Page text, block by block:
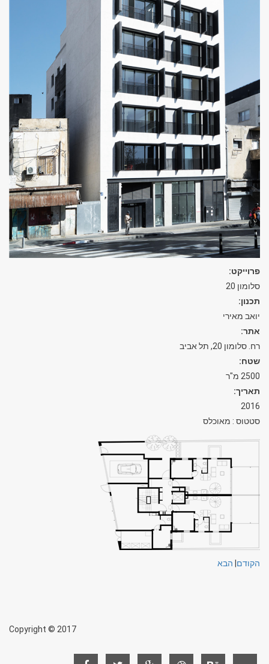
פרוייקט:
סלומון 20
תכנון:
יואב מאירי
אתר:
רח. סלומון 20, תל אביב
שטח:
2500 מ"ר
תאריך:
2016
סטטוס : מאוכלס
הקודם הבא
Copyright © 2017